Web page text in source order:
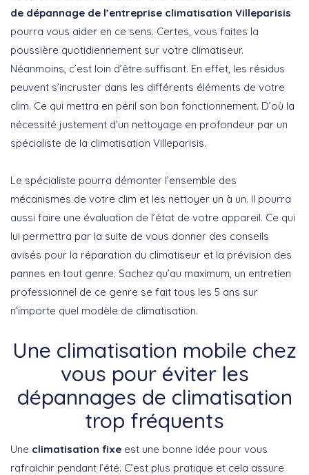
de dépannage de l’entreprise climatisation Villeparisis
pourra vous aider en ce sens. Certes, vous faites la
poussière quotidiennement sur votre climatiseur.
Néanmoins, c’est loin d’être suffisant. En effet, les résidus
peuvent s’incruster dans les différents éléments de votre
clim. Ce qui mettra en péril son bon fonctionnement. D’où la
nécessité justement d’un nettoyage en profondeur par un
spécialiste de la climatisation Villeparisis.
Le spécialiste pourra démonter l’ensemble des
mécanismes de votre clim et les nettoyer un à un. Il pourra
aussi faire une évaluation de l’état de votre appareil. Ce qui
lui permettra par la suite de vous donner des conseils
avisés pour la réparation du climatiseur et la prévision des
pannes en tout genre. Sachez qu’au maximum, un entretien
professionnel de ce genre se fait tous les 5 ans sur
n’importe quel modèle de climatisation.
Une climatisation mobile chez
vous pour éviter les
dépannages de climatisation
trop fréquents
Une climatisation fixe est une bonne idée pour vous
rafraichir pendant l’été. C’est plus pratique et cela assure